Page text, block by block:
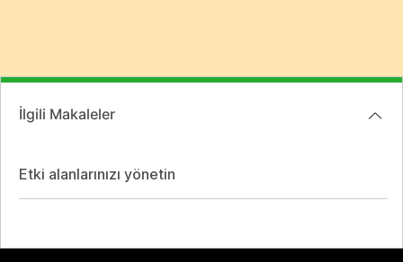
İlgili Makaleler
Etki alanlarınızı yönetin